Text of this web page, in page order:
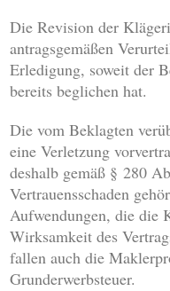
Die Revision der
antragsgemäßen
Erledigung, soweit der
bereits beglichen hat.
Die vom Beklagten
eine Verletzung
deshalb gemäß § 280
Vertrauensschaden
Aufwendungen, die die
Wirksamkeit des
fallen auch die
Grunderwerbsteuer.